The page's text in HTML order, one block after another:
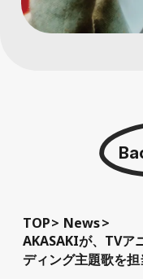
TOP
News
AKASAKIが、TVア
ディング主題歌を